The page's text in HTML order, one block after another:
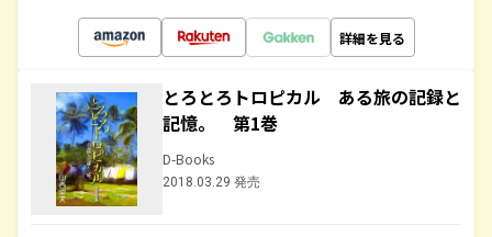
詳細を見る
とろとろトロピカル ある旅の記録と
記憶。 第1巻
D-Books
2018.03.29 発売